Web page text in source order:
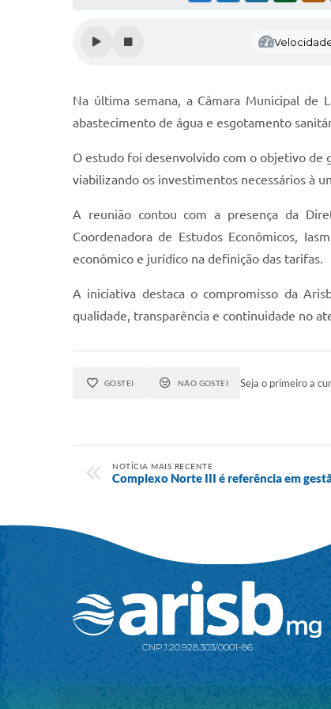
Na última semana, a Câmara Municipal de
abastecimento de água e esgotamento
O estudo foi desenvolvido com o objetivo de
viabilizando os investimentos necessários à
A reunião contou com a presença da
Coordenadora de Estudos Econômicos,
econômico e jurídico na definição das tarifas.
A iniciativa destaca o compromisso da
qualidade, transparência e continuidade no
GOSTEI NÃO GOSTEI Seja o primeiro a
NOTÍCIA MAIS RECENTE
Complexo Norte III é referência em
CNPJ:20.928.303/0001-86